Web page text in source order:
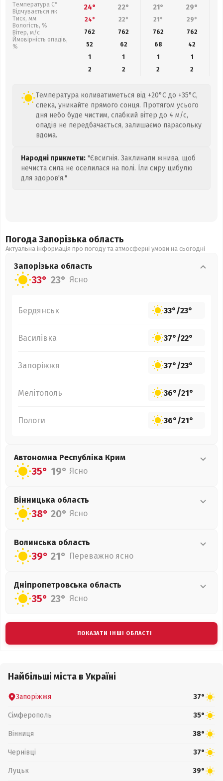
Температура С°
Відчувається як
Тиск, мм
Вологість, %
Вітер, м/с
Ймовірність опадів,
%
24° 22° 21° 29°
24° 22° 21° 29°
762
762 762 762
52
62 68
42
1
1 1
1
2
2 2 2
Температура коливатиметься від +20°C до +35°C,
спека, уникайте прямого сонця. Протягом усього
дня небо буде чистим, слабкий вітер до 4 м/с,
опадів не передбачається, залишаємо парасольку
вдома.
Народні прикмети: "Євсигнія. Заклинали жнива, щоб
нечиста сила не оселилася на полі. Їли сиру цибулю
для здоров'я."
Погода Запорізька область
Актуальна інформація про погоду та атмосферні умови на сьогодні
Запорізька область
33° 23° Ясно
Бердянськ 33°/23°
Василівка 37°/22°
Запоріжжя 37°/23°
Мелітополь 36°/21°
Пологи 36°/21°
Автономна Республіка Крим
35° 19° Ясно
Вінницька область
38° 20° Ясно
Волинська область
39° 21° Переважно ясно
Дніпропетровська область
35° 23° Ясно
ПОКАЗАТИ ІНШІ ОБЛАСТІ
Найбільші міста в Україні
Запоріжжя 37°
Сімферополь 35°
Вінниця 38°
Чернівці 37°
Луцьк 39°